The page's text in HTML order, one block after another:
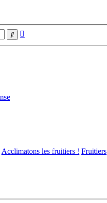
Rechercher
Acclimatons les fruitiers ! Fruitiers